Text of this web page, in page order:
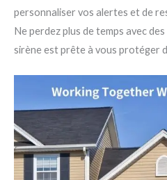
personnaliser vos alertes et de
Ne perdez plus de temps avec
sirène est prête à vous protéger